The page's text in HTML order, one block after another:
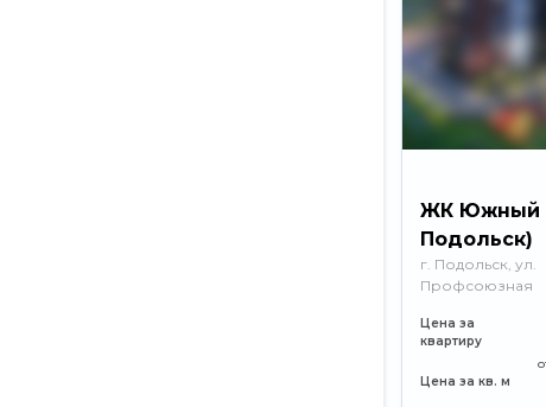
ЖК Южный
Подольск)
г. Подольск, ул.
Профсоюзная
Цена за
квартиру
Цена за кв. м